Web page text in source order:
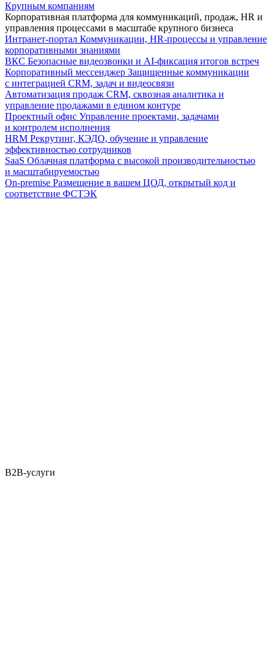
Крупным компаниям
Корпоративная платформа для коммуникаций, продаж, HR и
управления процессами в масштабе крупного бизнеса
Интранет-портал Коммуникации, HR-процессы и управление
корпоративными знаниями
ВКС Безопасные видеозвонки и AI-фиксация итогов встреч
Корпоративный мессенджер Защищенные коммуникации
с интеграцией CRM, задач и видеосвязи
Автоматизация продаж CRM, сквозная аналитика и
управление продажами в едином контуре
Проектный офис Управление проектами, задачами
и контролем исполнения
HRM Рекрутинг, КЭДО, обучение и управление
эффективностью сотрудников
SaaS Облачная платформа с высокой производительностью
и масштабируемостью
On-premise Размещение в вашем ЦОД, открытый код и
соответствие ФСТЭК
B2B-услуги